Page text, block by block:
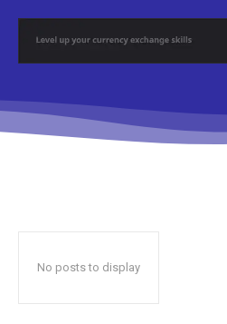
No posts to display